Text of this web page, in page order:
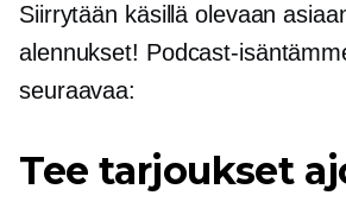
Siirrytään käsillä olevaan
alennukset! Podcast-
seuraavaa:
Tee tarjoukset